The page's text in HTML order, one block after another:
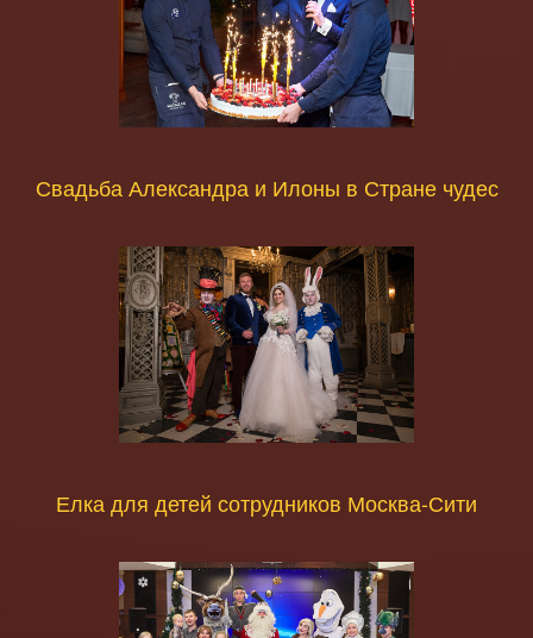
Свадьба Александра и Илоны в Стране чудес
Елка для детей сотрудников Москва-Сити